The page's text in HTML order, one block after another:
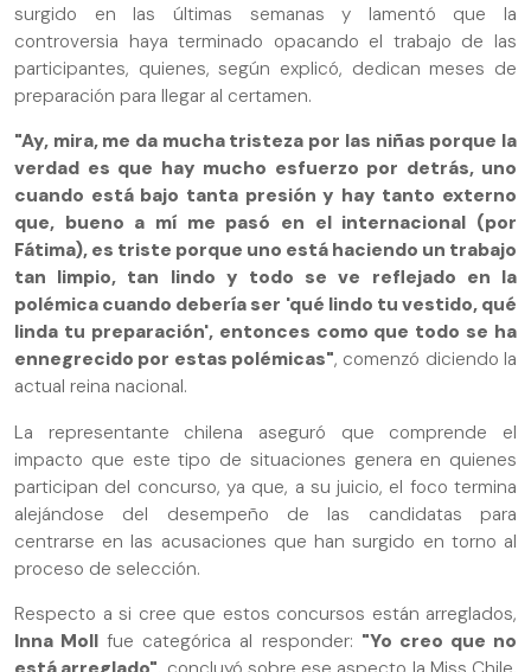
surgido en las últimas semanas y lamentó que la
controversia haya terminado opacando el trabajo de las
participantes, quienes, según explicó, dedican meses de
preparación para llegar al certamen.
"Ay, mira, me da mucha tristeza por las niñas porque la
verdad es que hay mucho esfuerzo por detrás, uno
cuando está bajo tanta presión y hay tanto externo
que, bueno a mí me pasó en el internacional (por
Fátima), es triste porque uno está haciendo un trabajo
tan limpio, tan lindo y todo se ve reflejado en la
polémica cuando debería ser 'qué lindo tu vestido, qué
linda tu preparación', entonces como que todo se ha
ennegrecido por estas polémicas", comenzó diciendo la
actual reina nacional.
La representante chilena aseguró que comprende el
impacto que este tipo de situaciones genera en quienes
participan del concurso, ya que, a su juicio, el foco termina
alejándose del desempeño de las candidatas para
centrarse en las acusaciones que han surgido en torno al
proceso de selección.
Respecto a si cree que estos concursos están arreglados,
Inna Moll fue categórica al responder: "Yo creo que no